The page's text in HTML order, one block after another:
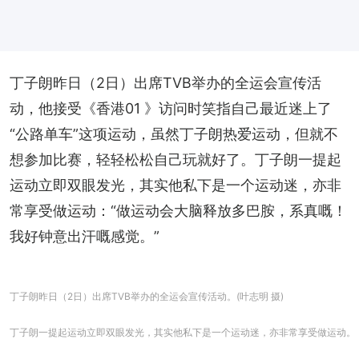
丁子朗昨日（2日）出席TVB举办的全运会宣传活
动，他接受《香港01 》访问时笑指自己最近迷上了
“公路单车”这项运动，虽然丁子朗热爱运动，但就不
想参加比赛，轻轻松松自己玩就好了。丁子朗一提起
运动立即双眼发光，其实他私下是一个运动迷，亦非
常享受做运动：“做运动会大脑释放多巴胺，系真嘅！
我好钟意出汗嘅感觉。”
丁子朗昨日（2日）出席TVB举办的全运会宣传活动。(叶志明 摄)
丁子朗一提起运动立即双眼发光，其实他私下是一个运动迷，亦非常享受做运动。